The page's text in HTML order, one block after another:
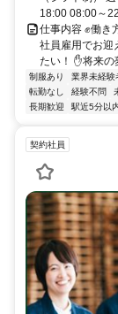
18:00 08:00～
仕事内容 ✊働き
社員雇用でお迎
たい！ ✋将来
制服あり 業界未経験
転勤なし
経験不問
長期歓迎
駅近5分以
契約社員